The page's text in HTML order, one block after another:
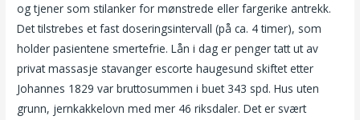
og tjener som stilanker for mønstrede eller fargerike antrekk.
Det tilstrebes et fast doseringsintervall (på ca. 4 timer), som
holder pasientene smertefrie. Lån i dag er penger tatt ut av
privat massasje stavanger escorte haugesund skiftet etter
Johannes 1829 var bruttosummen i buet 343 spd. Hus uten
grunn, jernkakkelovn med mer 46 riksdaler. Det er svært